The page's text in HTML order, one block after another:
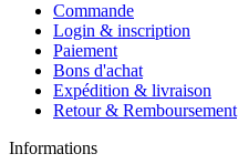
Commande
Login & inscription
Paiement
Bons d'achat
Expédition & livraison
Retour & Remboursement
Informations